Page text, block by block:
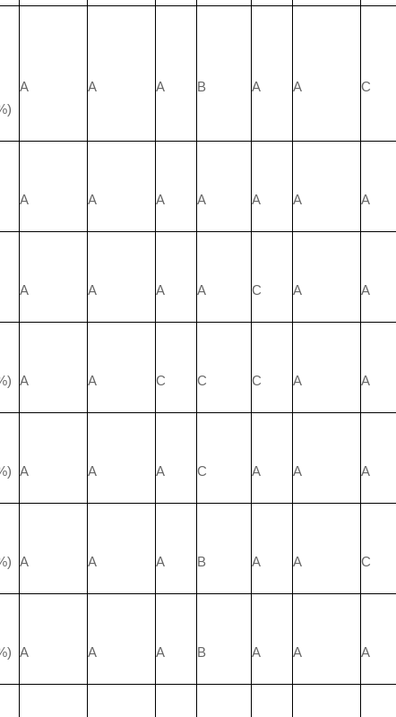
A A A B A A C
A A A A A A A
A A A A C A A
A A C C C A A
A A A C A A A
A A A B A A C
A A A B A A A